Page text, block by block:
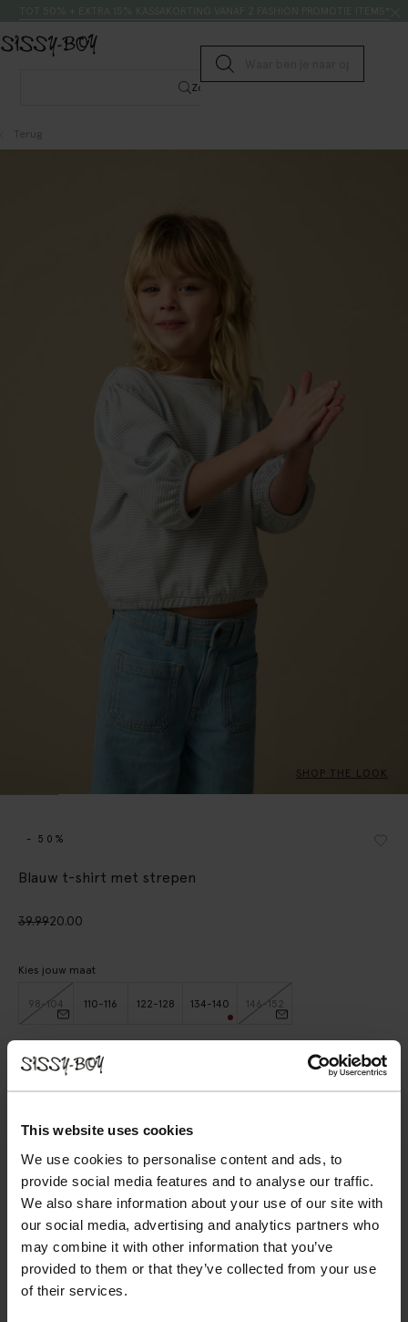
This website uses cookies
We use cookies to personalise content and ads, to
provide social media features and to analyse our traffic.
We also share information about your use of our site with
our social media, advertising and analytics partners who
may combine it with other information that you’ve
provided to them or that they’ve collected from your use
of their services.
Submit search
Zoeken
Terug
SHOP THE LOOK
- 50%
Blauw t-shirt met strepen
39.9920.00
Kies jouw maat
98-104 110-116 122-128 134-140 146-152
Gratis verzending naar winkel
Achteraf betalen
REVIEWS (1)